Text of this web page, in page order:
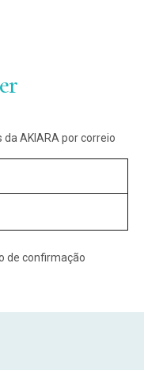
AKIARA por correio
de confirmação